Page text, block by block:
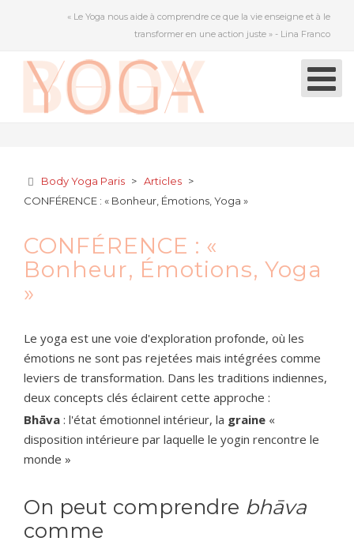
« Le Yoga nous aide à comprendre ce que la vie enseigne et à le
transformer en une action juste » - Lina Franco
Body Yoga Paris > Articles >
CONFÉRENCE : « Bonheur, Émotions, Yoga »
CONFÉRENCE : «
Bonheur, Émotions, Yoga
»
Le yoga est une voie d'exploration profonde, où les
émotions ne sont pas rejetées mais intégrées comme
leviers de transformation. Dans les traditions indiennes,
deux concepts clés éclairent cette approche :
Bhāva : l'état émotionnel intérieur, la graine «
disposition intérieure par laquelle le yogin rencontre le
monde »
On peut comprendre bhāva
comme